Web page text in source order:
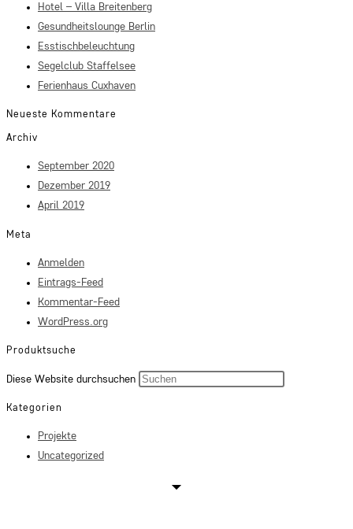
Hotel – Villa Breitenberg
Gesundheitslounge Berlin
Esstischbeleuchtung
Segelclub Staffelsee
Ferienhaus Cuxhaven
Neueste Kommentare
Archiv
September 2020
Dezember 2019
April 2019
Meta
Anmelden
Eintrags-Feed
Kommentar-Feed
WordPress.org
Produktsuche
Diese Website durchsuchen
Kategorien
Projekte
Uncategorized